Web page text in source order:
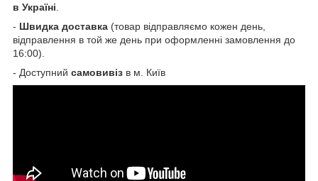
в Україні
- Швидка доставка (товар відправляємо кожен день,
відправлення в той же день при оформленні замовлення до
16:00)
- Доступний самовивіз в м. Київ